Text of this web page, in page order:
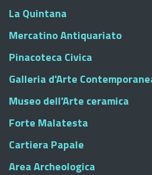
La Quintana
Mercatino Antiquariato
Pinacoteca Civica
Galleria d'Arte
Museo dell'Arte ceramica
Forte Malatesta
Cartiera Papale
Area Archeologica